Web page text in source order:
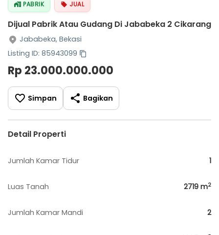
PABRIK JUAL
Dijual Pabrik Atau Gudang Di Jababeka 2 Cikarang
Jababeka, Bekasi
Listing ID: 85943099
Rp 23.000.000.000
Simpan Bagikan
Detail Properti
Jumlah Kamar Tidur 1
Luas Tanah 2719 m2
Jumlah Kamar Mandi 2